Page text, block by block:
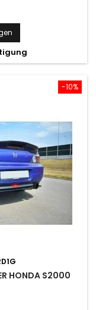
-10%
HONDA S2000